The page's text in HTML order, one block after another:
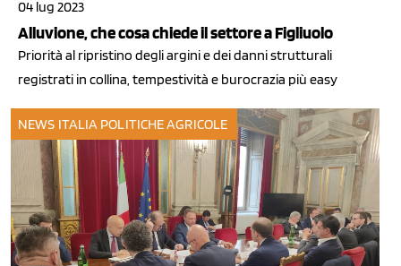
04 lug 2023
Alluvione, che cosa chiede il settore a Figliuolo
Priorità al ripristino degli argini e dei danni strutturali
registrati in collina, tempestività e burocrazia più easy
NEWS ITALIA POLITICHE AGRICOLE